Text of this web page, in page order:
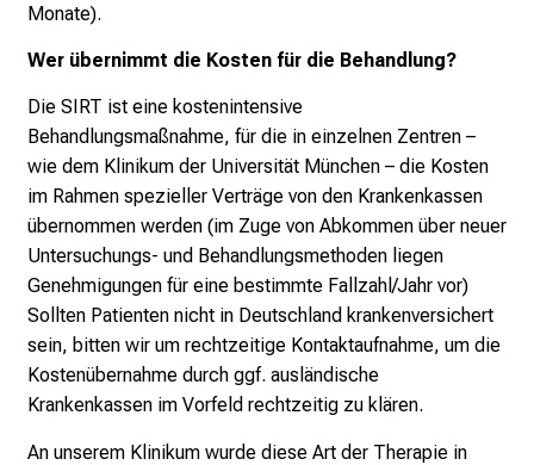
Monate).
Wer übernimmt die Kosten für die Behandlung?
Die SIRT ist eine kostenintensive
Behandlungsmaßnahme, für die in einzelnen Zentren –
wie dem Klinikum der Universität München – die Kosten
im Rahmen spezieller Verträge von den Krankenkassen
übernommen werden (im Zuge von Abkommen über neuer
Untersuchungs- und Behandlungsmethoden liegen
Genehmigungen für eine bestimmte Fallzahl/Jahr vor)
Sollten Patienten nicht in Deutschland krankenversichert
sein, bitten wir um rechtzeitige Kontaktaufnahme, um die
Kostenübernahme durch ggf. ausländische
Krankenkassen im Vorfeld rechtzeitig zu klären.
An unserem Klinikum wurde diese Art der Therapie in